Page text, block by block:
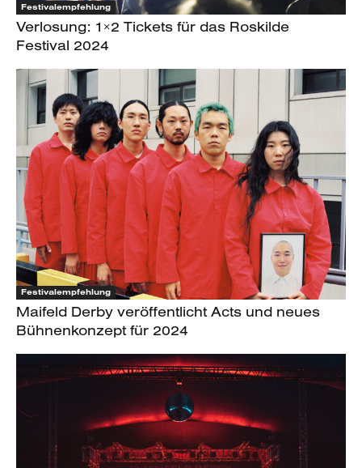
Festivalempfehlung
Verlosung: 1×2 Tickets für das Roskilde
Festival 2024
Festivalempfehlung
Maifeld Derby veröffentlicht Acts und neues
Bühnenkonzept für 2024